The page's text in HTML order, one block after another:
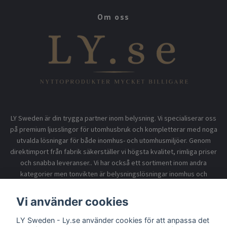
Om oss
LY Sweden är din trygga partner inom belysning. Vi specialiserar oss
på premium ljusslingor för utomhusbruk och kompletterar med noga
utvalda lösningar för både inomhus- och utomhusmiljöer. Genom
direktimport från fabrik säkerställer vi högsta kvalitet, rimliga priser
och snabba leveranser.. Vi har också ett sortiment inom andra
kategorier men tonvikten är belysningslösningar inomhus och
Information
Vi använder cookies
LY Sweden - Ly.se använder cookies för att anpassa det